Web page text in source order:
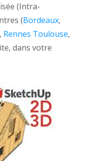
(Intra-
(Bordeaux,
, Rennes Toulouse,
dans votre